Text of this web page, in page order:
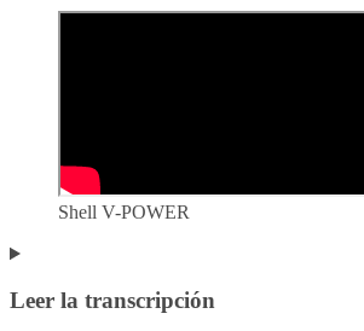
Shell V-POWER
Leer la transcripción